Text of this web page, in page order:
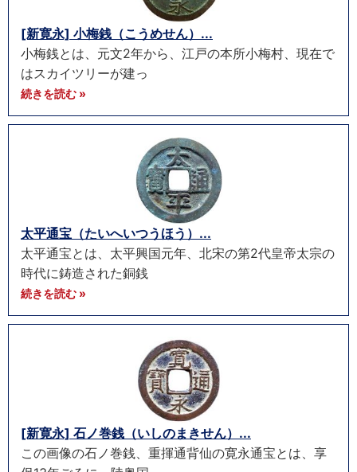
[新寛永] 小梅銭（こうめせん）...
小梅銭とは、元文2年から、江戸の本所小梅村、現在で
はスカイツリーが建っ
続きを読む »
太平通宝（たいへいつうほう）...
太平通宝とは、太平興国元年、北宋の第2代皇帝太宗の
時代に鋳造された銅銭
続きを読む »
[新寛永] 石ノ巻銭（いしのまきせん）...
この画像の石ノ巻銭、重揮通背仙の寛永通宝とは、享